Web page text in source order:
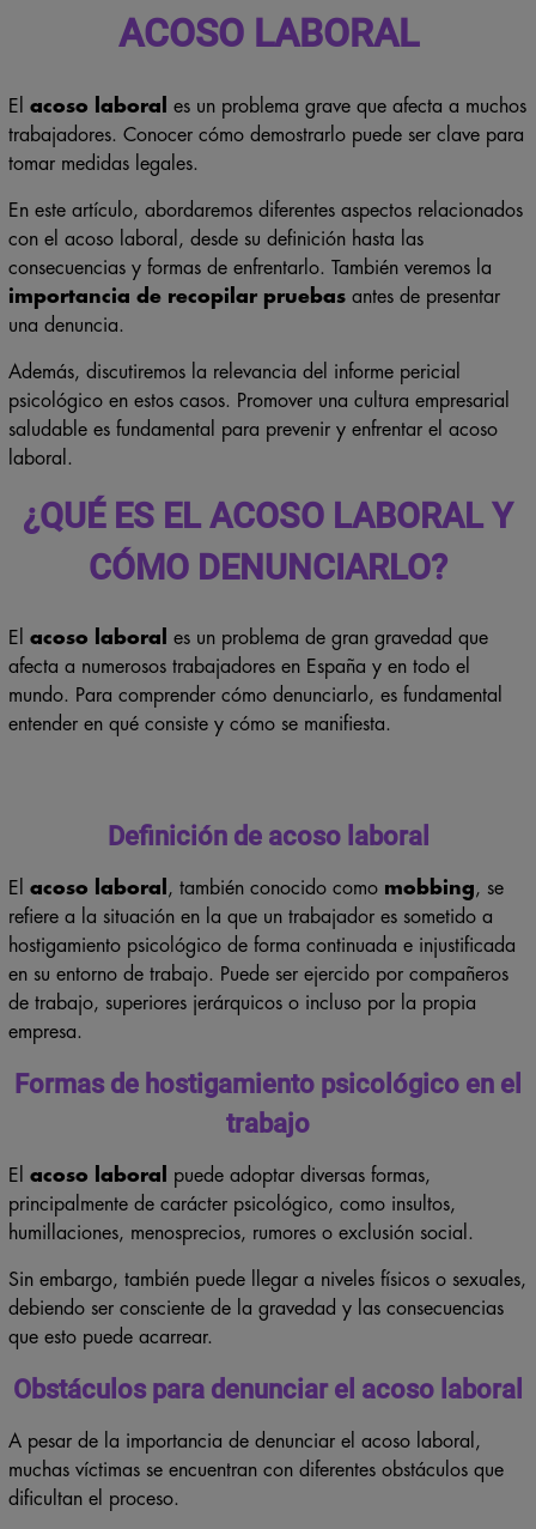
ACOSO LABORAL
El acoso laboral
es un problema grave que afecta a muchos
trabajadores. Conocer cómo demostrarlo puede ser clave para
tomar medidas legales.
En este artículo, abordaremos diferentes aspectos relacionados
con el acoso laboral, desde su definición hasta las
consecuencias y formas de enfrentarlo. También veremos la
importancia de recopilar pruebasantes de presentar
una denuncia.
Además, discutiremos la relevancia del informe pericial
psicológico en estos casos. Promover una cultura empresarial
saludable es fundamental para prevenir y enfrentar el acoso
laboral.
¿QUÉ ES EL ACOSO LABORAL Y
CÓMO DENUNCIARLO?
El acoso laboral
es un problema de gran gravedad que
afecta a numerosos trabajadores en España y en todo el
mundo. Para comprender cómo denunciarlo, es fundamental
entender en qué consiste y cómo se manifiesta.
Definición de acoso laboral
El acoso laboral , también conocido como mobbing, se
refiere a la situación en la que un trabajador es sometido a
hostigamiento psicológico de forma continuada e injustificada
en su entorno de trabajo. Puede ser ejercido por compañeros
de trabajo, superiores jerárquicos o incluso por la propia
empresa.
Formas de hostigamiento psicológico en el
trabajo
El acoso laboral
puede adoptar diversas formas,
principalmente de carácter psicológico, como insultos,
humillaciones, menosprecios, rumores o exclusión social.
Sin embargo, también puede llegar a niveles físicos o sexuales,
debiendo ser consciente de la gravedad y las consecuencias
que esto puede acarrear.
Obstáculos para denunciar el acoso laboral
A pesar de la importancia de denunciar el acoso laboral,
muchas víctimas se encuentran con diferentes obstáculos que
dificultan el proceso.